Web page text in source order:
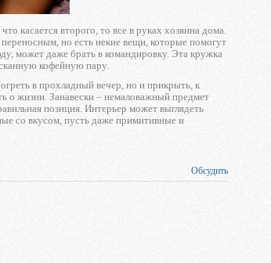
касается второго, то все в руках хозяина дома.
но есть некие вещи, которые помогут
может даже брать в командировку. Эта кружка
кофейную пару.
в прохладный вечер, но и прикрыть, к
о жизни. Занавески – немаловажный предмет
позиция. Интерьер может выглядеть
со вкусом, пусть даже примитивные и
Обсудить